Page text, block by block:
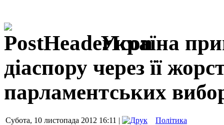
Україна
діаспору через її
парламентських
Субота, 10 листопада 2012 16:11 | Політика